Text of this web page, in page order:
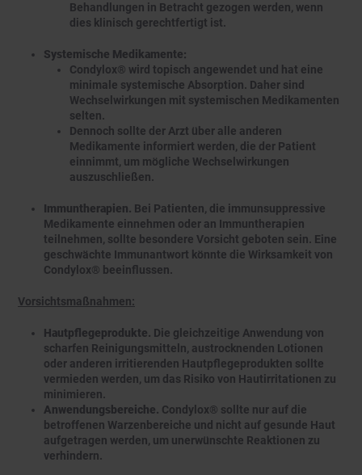
Behandlungen in Betracht gezogen werden, wenn
dies klinisch gerechtfertigt ist.
Systemische Medikamente:
Condylox® wird topisch angewendet und hat eine
minimale systemische Absorption. Daher sind
Wechselwirkungen mit systemischen Medikamenten
selten.
Dennoch sollte der Arzt über alle anderen
Medikamente informiert werden, die der Patient
einnimmt, um mögliche Wechselwirkungen
auszuschließen.
Immuntherapien. Bei Patienten, die immunsuppressive
Medikamente einnehmen oder an Immuntherapien
teilnehmen, sollte besondere Vorsicht geboten sein. Eine
geschwächte Immunantwort könnte die Wirksamkeit von
Condylox® beeinflussen.
Vorsichtsmaßnahmen:
Hautpflegeprodukte. Die gleichzeitige Anwendung von
scharfen Reinigungsmitteln, austrocknenden Lotionen
oder anderen irritierenden Hautpflegeprodukten sollte
vermieden werden, um das Risiko von Hautirritationen zu
minimieren.
Anwendungsbereiche. Condylox® sollte nur auf die
betroffenen Warzenbereiche und nicht auf gesunde Haut
aufgetragen werden, um unerwünschte Reaktionen zu
verhindern.